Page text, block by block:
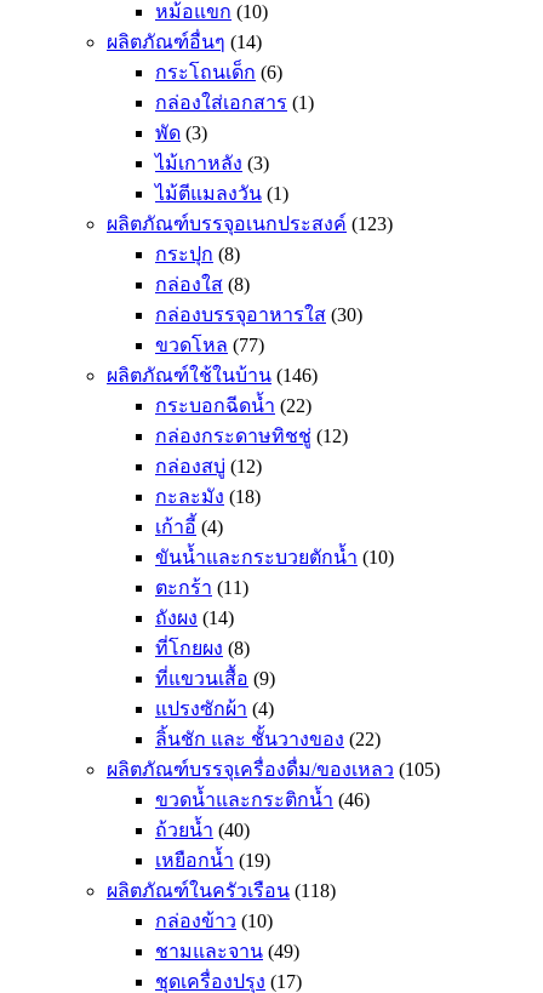
หม้อแขก (10)
ผลิตภัณฑ์อื่นๆ (14)
กระโถนเด็ก (6)
กล่องใส่เอกสาร (1)
พัด (3)
ไม้เกาหลัง (3)
ไม้ตีแมลงวัน (1)
ผลิตภัณฑ์บรรจุอเนกประสงค์ (123)
กระปุก (8)
กล่องใส (8)
กล่องบรรจุอาหารใส (30)
ขวดโหล (77)
ผลิตภัณฑ์ใช้ในบ้าน (146)
กระบอกฉีดน้ำ (22)
กล่องกระดาษทิชชู่ (12)
กล่องสบู่ (12)
กะละมัง (18)
เก้าอี้ (4)
ขันน้ำและกระบวยตักน้ำ (10)
ตะกร้า (11)
ถังผง (14)
ที่โกยผง (8)
ที่แขวนเสื้อ (9)
แปรงซักผ้า (4)
ลิ้นชัก และ ชั้นวางของ (22)
ผลิตภัณฑ์บรรจุเครื่องดื่ม/ของเหลว (105)
ขวดน้ำและกระติกน้ำ (46)
ถ้วยน้ำ (40)
เหยือกน้ำ (19)
ผลิตภัณฑ์ในครัวเรือน (118)
กล่องข้าว (10)
ชามและจาน (49)
ชุดเครื่องปรุง (17)